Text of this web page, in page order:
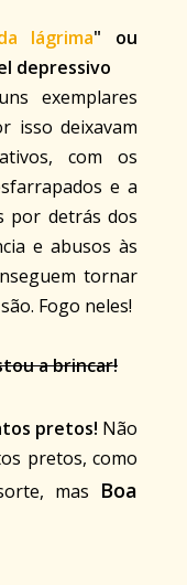
lágrima" ou
depressivo
exemplares
isso deixavam
com os
e a
por detrás dos
e abusos às
tornar
Fogo neles!
a brincar!
pretos! Não
pretos, como
mas Boa